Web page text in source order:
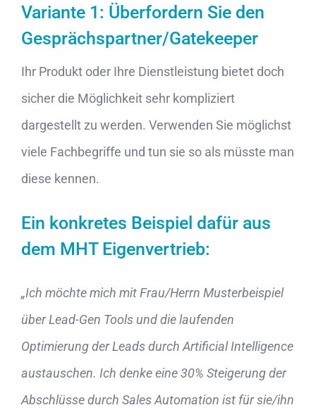
Variante 1: Überfordern Sie den
Gesprächspartner/Gatekeeper
Ihr Produkt oder Ihre Dienstleistung bietet doch
sicher die Möglichkeit sehr kompliziert
dargestellt zu werden. Verwenden Sie möglichst
viele Fachbegriffe und tun sie so als müsste man
diese kennen.
Ein konkretes Beispiel dafür aus
dem MHT Eigenvertrieb:
„Ich möchte mich mit Frau/Herrn Musterbeispiel
über Lead-Gen Tools und die laufenden
Optimierung der Leads durch Artificial Intelligence
austauschen. Ich denke eine 30% Steigerung der
Abschlüsse durch Sales Automation ist für sie/ihn